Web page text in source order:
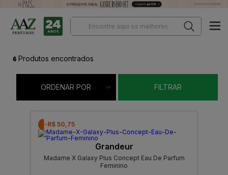
6 Produtos encontrados
ORDENAR POR FILTRAR
-R$ 50,75
Grandeur
Madame X Galaxy Plus Concept Eau De Parfum
Feminino